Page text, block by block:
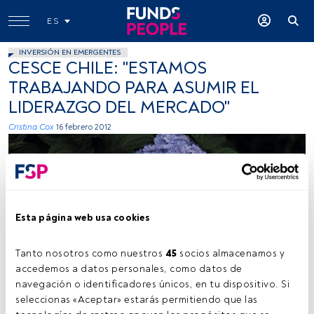
Esta página web usa cookies
Tanto nosotros como nuestros 45 socios almacenamos y
accedemos a datos personales, como datos de
navegación o identificadores únicos, en tu dispositivo. Si
seleccionas «Aceptar» estarás permitiendo que las
ES
INVERSIÓN EN EMERGENTES
CESCE CHILE: "ESTAMOS
TRABAJANDO PARA ASUMIR EL
LIDERAZGO DEL MERCADO"
Cristina Cox 16 febrero 2012
Tiempo lectura: 1 min.